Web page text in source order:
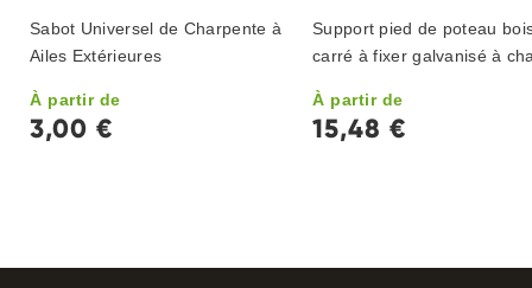
Sabot Universel de Charpente à
Ailes Extérieures
À partir de
3,00 €
Support pied de poteau
carré à fixer galvanisé à
À partir de
15,48 €